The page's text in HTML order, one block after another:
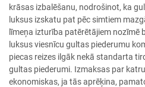
krāsas izbalēšanu, nodrošinot, ka
luksus izskatu pat pēc simtiem
līmeņa izturība patērētājiem nozīmē
luksus viesnīcu gultas piederumu
piecas reizes ilgāk nekā standarta
gultas piederumi. Izmaksas par
ekonomiskas, ja tās aprēķina,